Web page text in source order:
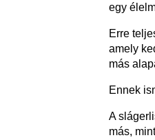
egy
Erre
amely
más
Ennek
A
más,